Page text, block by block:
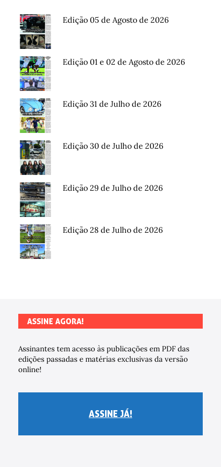
Edição 05 de Agosto de 2026
Edição 01 e 02 de Agosto de 2026
Edição 31 de Julho de 2026
Edição 30 de Julho de 2026
Edição 29 de Julho de 2026
Edição 28 de Julho de 2026
ASSINE AGORA!
Assinantes tem acesso às publicações em PDF das
edições passadas e matérias exclusivas da versão
online!
ASSINE JÁ!